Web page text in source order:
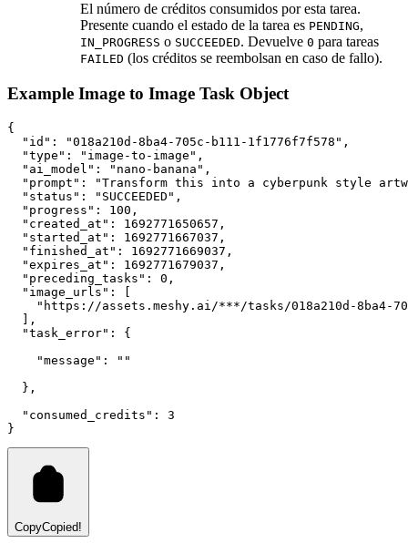
El número de créditos consumidos por esta tarea.
Presente cuando el estado de la tarea es PENDING,
IN_PROGRESS o SUCCEEDED. Devuelve 0 para tareas
FAILED (los créditos se reembolsan en caso de fallo).
Example Image to Image Task Object
{
"id" : "018a210d-8ba4-705c-b111-1f1776f7f578" ,
"type" : "image-to-image" ,
"ai_model" : "nano-banana" ,
"prompt" :
"Transform this into a cyberpunk style
"status" : "SUCCEEDED" ,
"progress" : 100 ,
"created_at" : 1692771650657 ,
"started_at" : 1692771667037 ,
"finished_at" : 1692771669037 ,
"expires_at" : 1692771679037 ,
"preceding_tasks" : 0 ,
"image_urls" :
"https://assets.meshy.ai/***/tasks/018a210d-8ba4-
,
"task_error" :
{
"message" :
""
  }
,
"consumed_credits" :
3
}
CopyCopied!